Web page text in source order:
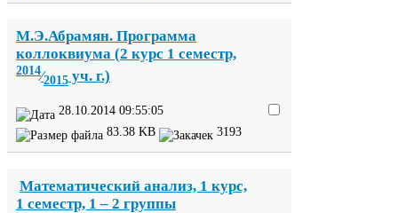
М.Э.Абрамян. Программа
коллоквиума (2 курс 1 семестр,
2014⁄2015 уч. г.)
28.10.2014 09:55:05
83 38 KB 3193
Математический анализ, 1 курс,
1 семестр, 1 – 2 группы